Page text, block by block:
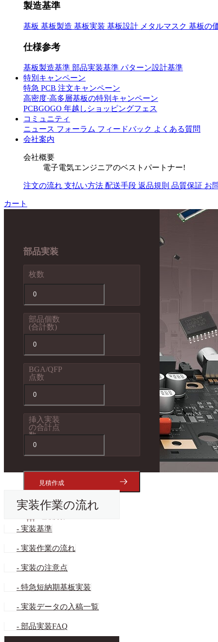
製造基準
基板 基板製造 基板実装 基板設計 メタルマスク 基板の
仕様参考
基板製造基準 部品実装基準 パターン設計基準
特別キャンペーン
特急 PCB 注文キャンペーン
高密度·高多層基板の特別キャンペーン
PCBGOGO 年越しショッピングフェス
コミュニティ
ニュース フォーラム フィードバック よくある質問
会社案内
会社概要
電子電気エンジニアのベストパートナー!
注文の流れ 支払い方法 配送手段 返品規則 品質保証 お
カート
部品実装
枚数
部品個数
(合計数)
BGA/QFP
点数
挿入実装
の合計点
数
実装作業の流れ
- 実装基準
- 実装作業の流れ
- 実装の注意点
- 特急短納期基板実装
- 実装データの入稿一覧
- 部品実装FAQ